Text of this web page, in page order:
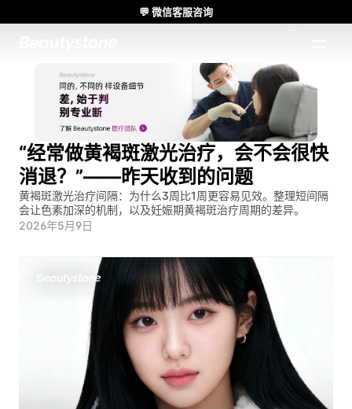
“经常做黄褐斑激光治疗，会不会很快
消退？”——昨天收到的问题
黄褐斑激光治疗间隔：为什么3周比1周更容易见效。整理短间隔
会让色素加深的机制，以及妊娠期黄褐斑治疗周期的差异。
2026年5月9日
💬 微信客服咨询
🌸 Beautystone诊所出席 Meditox 曼谷 Cadaver workshop 🌸